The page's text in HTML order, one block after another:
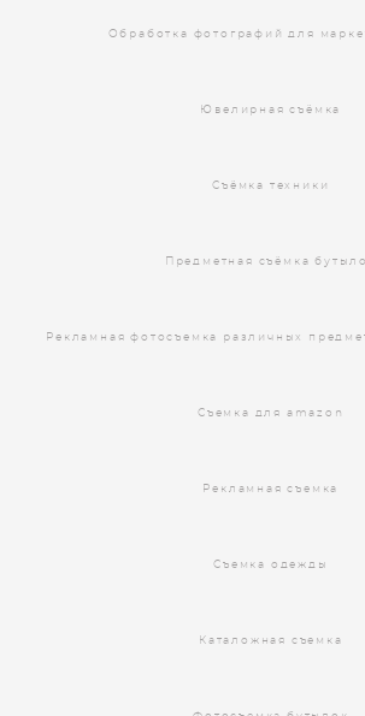
Обработка фотографий для
Ювелирная съёмка
Съёмка техники
Предметная съёмка
Рекламная фотосъемка различных
Съемка для amazon
Рекламная съемка
Съемка одежды
Каталожная съемка